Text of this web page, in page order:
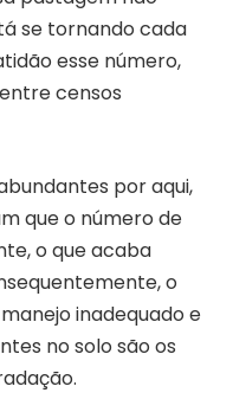
se tornando cada
esse número,
censos
por aqui,
que o número de
o que acaba
o
inadequado e
no solo são os